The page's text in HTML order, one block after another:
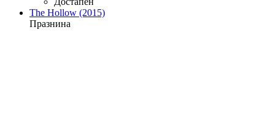
The Hollow (2015)
Празнина